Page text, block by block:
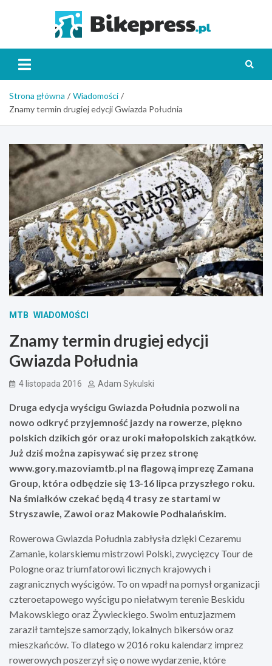
Strona główna
Wiadomości
Znamy termin drugiej edycji Gwiazda Południa
MTB WIADOMOŚCI
Znamy termin drugiej edycji
Gwiazda Południa
4 listopada 2016 Adam Sykulski
Druga edycja wyścigu Gwiazda Południa pozwoli na
nowo odkryć przyjemność jazdy na rowerze, piękno
polskich dzikich gór oraz uroki małopolskich zakątków.
Już dziś można zapisywać się przez stronę
www.gory.mazoviamtb.pl na flagową imprezę Zamana
Group, która odbędzie się 13-16 lipca przyszłego roku.
Na śmiałków czekać będą 4 trasy ze startami w
Stryszawie, Zawoi oraz Makowie Podhalańskim.
Rowerowa Gwiazda Południa zabłysła dzięki Cezaremu
Zamanie, kolarskiemu mistrzowi Polski, zwycięzcy Tour de
Pologne oraz triumfatorowi licznych krajowych i
zagranicznych wyścigów. To on wpadł na pomysł organizacji
czteroetapowego wyścigu po niełatwym terenie Beskidu
Makowskiego oraz Żywieckiego. Swoim entuzjazmem
zaraził tamtejsze samorządy, lokalnych bikersów oraz
mieszkańców. To dlatego w 2016 roku kalendarz imprez
rowerowych poszerzył się o nowe wydarzenie, które